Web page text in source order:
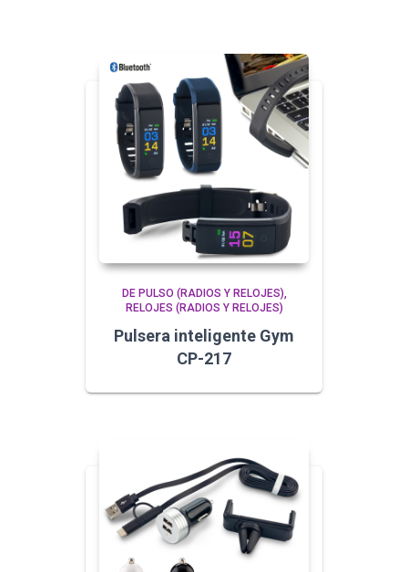
DE PULSO (RADIOS Y RELOJES)
RELOJES (RADIOS Y RELOJES)
Pulsera inteligente Gym
CP-217